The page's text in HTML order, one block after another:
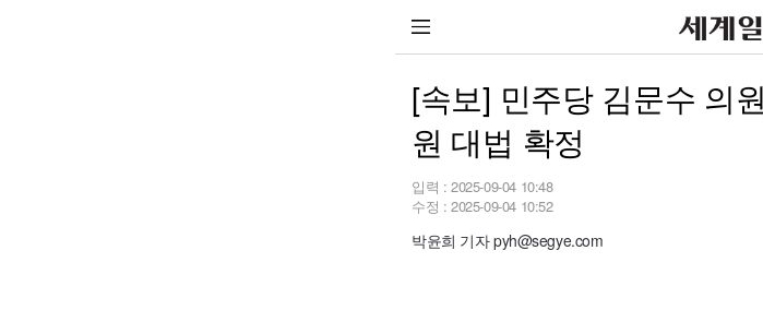
[속보] 민주당 김문수 의
원 대법 확정
입력 : 2025-09-04 10:48
수정 : 2025-09-04 10:52
박윤희 기자 pyh@segye.com